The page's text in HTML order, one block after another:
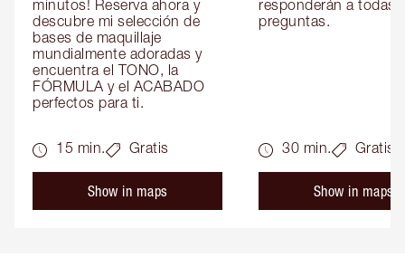
minutos! Reserva ahora y
descubre mi selección de
bases de maquillaje
mundialmente adoradas y
encuentra el TONO, la
FÓRMULA y el ACABADO
perfectos para ti.
15 min. Gratis
Show in maps
responderán a todas
preguntas.
30 min. Gratis
Show in maps